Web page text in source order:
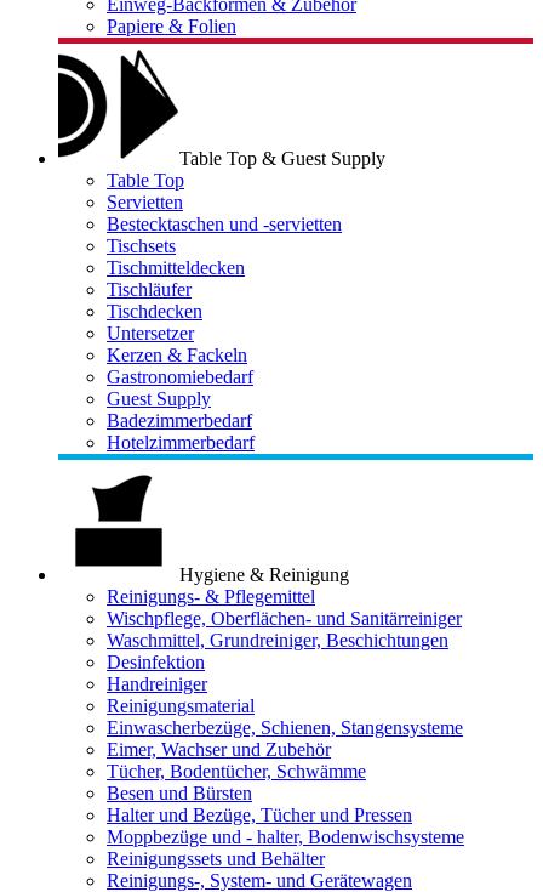
Einweg-Backformen & Zubehör
Papiere & Folien
Table Top & Guest Supply
Table Top
Servietten
Bestecktaschen und -servietten
Tischsets
Tischmitteldecken
Tischläufer
Tischdecken
Untersetzer
Kerzen & Fackeln
Gastronomiebedarf
Guest Supply
Badezimmerbedarf
Hotelzimmerbedarf
Hygiene & Reinigung
Reinigungs- & Pflegemittel
Wischpflege, Oberflächen- und Sanitärreiniger
Waschmittel, Grundreiniger, Beschichtungen
Desinfektion
Handreiniger
Reinigungsmaterial
Einwascherbezüge, Schienen, Stangensysteme
Eimer, Wachser und Zubehör
Tücher, Bodentücher, Schwämme
Besen und Bürsten
Halter und Bezüge, Tücher und Pressen
Moppbezüge und - halter, Bodenwischsysteme
Reinigungssets und Behälter
Reinigungs-, System- und Gerätewagen